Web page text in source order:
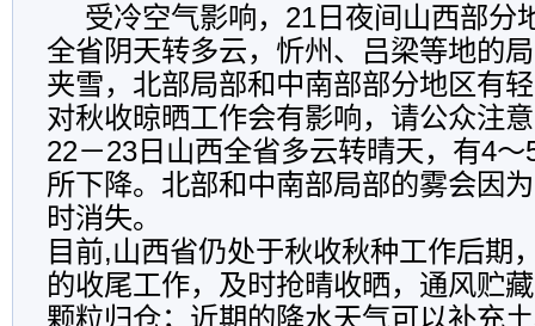
受冷空气影响，21日夜间山西部分
全省阴天转多云，忻州、吕梁等地的
夹雪，北部局部和中南部部分地区有
对秋收晾晒工作会有影响，请公众注
22－23日山西全省多云转晴天，有4
所下降。北部和中南部局部的雾会因
时消失。
目前,山西省仍处于秋收秋种工作后期
的收尾工作，及时抢晴收晒，通风贮
颗粒归仓；近期的降水天气可以补充